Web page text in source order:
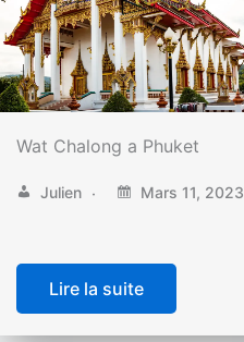
Wat Chalong a Phuket
Julien Mars 11, 2023
Lire la suite